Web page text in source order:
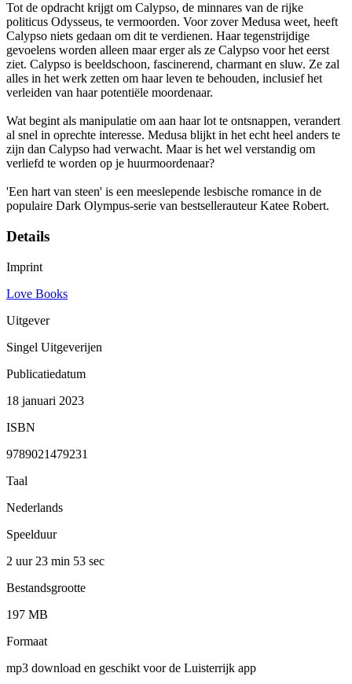
Tot de opdracht krijgt om Calypso, de minnares van de rijke
politicus Odysseus, te vermoorden. Voor zover Medusa weet, heeft
Calypso niets gedaan om dit te verdienen. Haar tegenstrijdige
gevoelens worden alleen maar erger als ze Calypso voor het eerst
ziet. Calypso is beeldschoon, fascinerend, charmant en sluw. Ze zal
alles in het werk zetten om haar leven te behouden, inclusief het
verleiden van haar potentiële moordenaar.
Wat begint als manipulatie om aan haar lot te ontsnappen, verandert
al snel in oprechte interesse. Medusa blijkt in het echt heel anders te
zijn dan Calypso had verwacht. Maar is het wel verstandig om
verliefd te worden op je huurmoordenaar?
'Een hart van steen' is een meeslepende lesbische romance in de
populaire Dark Olympus-serie van bestsellerauteur Katee Robert.
Details
Imprint
Love Books
Uitgever
Singel Uitgeverijen
Publicatiedatum
18 januari 2023
ISBN
9789021479231
Taal
Nederlands
Speelduur
2 uur 23 min 53 sec
Bestandsgrootte
197 MB
Formaat
mp3 download en geschikt voor de Luisterrijk app